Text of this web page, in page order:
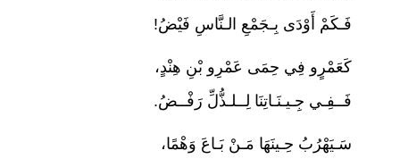
فَـكَمْ أَوْدَى بِـجَمْعِ الـنَّاسِ فَيْضُ!
كَعَمْرٍو فِي حِمَى عَمْرِو بْنِ هِنْدٍ،
فَــفِـي جِـيـنَـاتِنَا لِــلـذُّلِّ رَفْــضُ.
سَـيَهْرُبُ حِـينَهَا مَـنْ بَـاعَ وَهْمًا،